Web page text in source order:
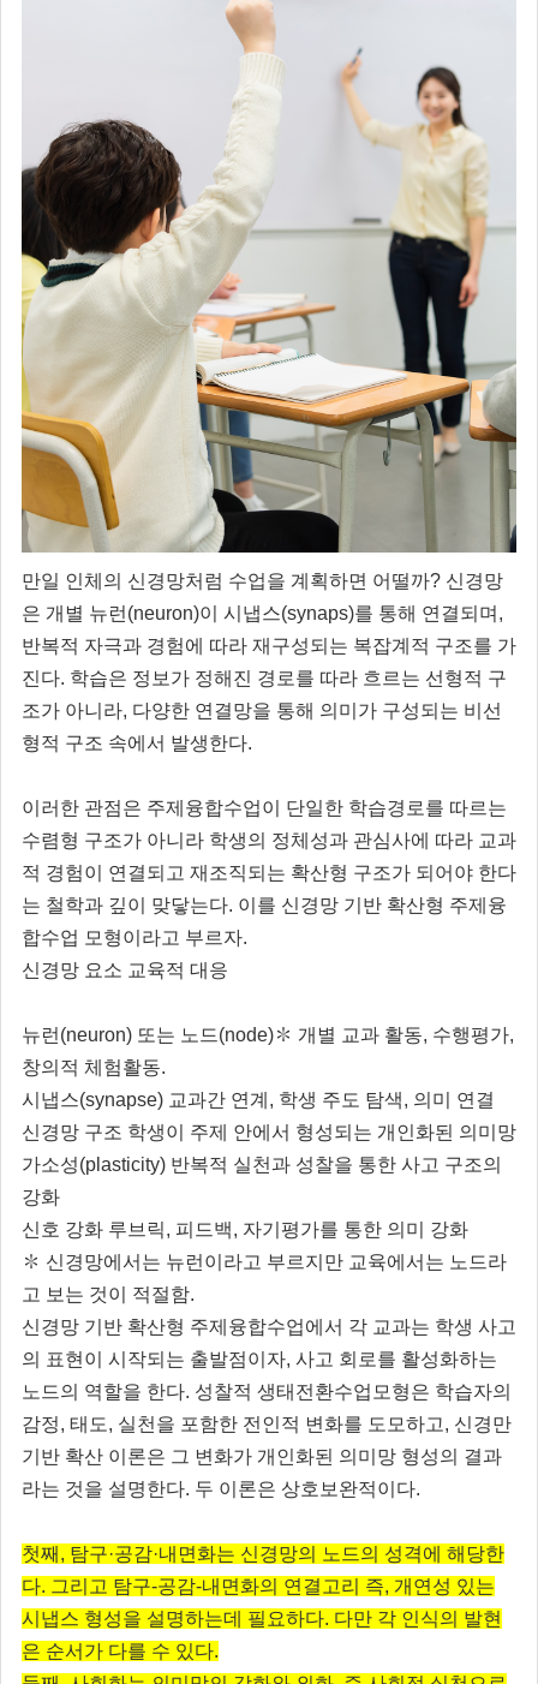
만일 인체의 신경망처럼 수업을 계획하면 어떨까? 신경망
은 개별 뉴런(neuron)이 시냅스(synaps)를 통해 연결되며,
반복적 자극과 경험에 따라 재구성되는 복잡계적 구조를 가
진다. 학습은 정보가 정해진 경로를 따라 흐르는 선형적 구
조가 아니라, 다양한 연결망을 통해 의미가 구성되는 비선
형적 구조 속에서 발생한다.
이러한 관점은 주제융합수업이 단일한 학습경로를 따르는
수렴형 구조가 아니라 학생의 정체성과 관심사에 따라 교과
적 경험이 연결되고 재조직되는 확산형 구조가 되어야 한다
는 철학과 깊이 맞닿는다. 이를 신경망 기반 확산형 주제융
합수업 모형이라고 부르자.
신경망 요소 교육적 대응
뉴런(neuron) 또는 노드(node)✽ 개별 교과 활동, 수행평가,
창의적 체험활동.
시냅스(synapse) 교과간 연계, 학생 주도 탐색, 의미 연결
신경망 구조 학생이 주제 안에서 형성되는 개인화된 의미망
가소성(plasticity) 반복적 실천과 성찰을 통한 사고 구조의
강화
신호 강화 루브릭, 피드백, 자기평가를 통한 의미 강화
✽ 신경망에서는 뉴런이라고 부르지만 교육에서는 노드라
고 보는 것이 적절함.
신경망 기반 확산형 주제융합수업에서 각 교과는 학생 사고
의 표현이 시작되는 출발점이자, 사고 회로를 활성화하는
노드의 역할을 한다. 성찰적 생태전환수업모형은 학습자의
감정, 태도, 실천을 포함한 전인적 변화를 도모하고, 신경만
기반 확산 이론은 그 변화가 개인화된 의미망 형성의 결과
라는 것을 설명한다. 두 이론은 상호보완적이다.
첫째, 탐구·공감·내면화는 신경망의 노드의 성격에 해당한
다. 그리고 탐구-공감-내면화의 연결고리 즉, 개연성 있는
시냅스 형성을 설명하는데 필요하다. 다만 각 인식의 발현
은 순서가 다를 수 있다.